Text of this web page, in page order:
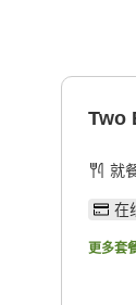
Two
就
在
更多套